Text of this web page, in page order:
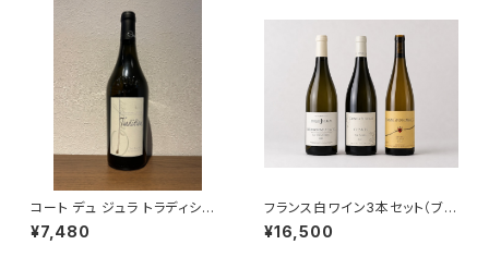
コート デュ ジュラ トラディショ
ン 2022 750ml クールベ 白ワ
イン フランス ジュラ
¥7,480
フランス白ワイン3本セット（ブル
ゴーニュ アリゴテ レ・クリュゾッ
ト 2023・シャブリ ペル・アスペ
¥16,500